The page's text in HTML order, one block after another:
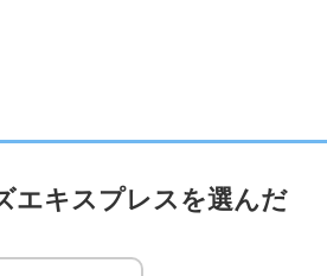
エキスプレスを選んだ